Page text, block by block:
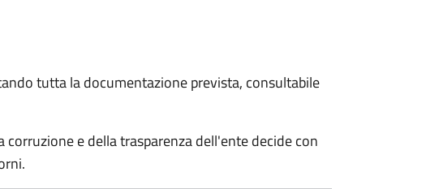
tutta la documentazione prevista, consultabile
corruzione e della trasparenza dell'ente decide con